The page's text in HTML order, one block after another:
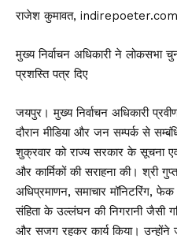
राजेश कुमावत, indirepoeter.com
मुख्य निर्वाचन अधिकारी ने लोकसभा
प्रशस्ति पत्र दिए
जयपुर। मुख्य निर्वाचन अधिकारी
दौरान मीडिया और जन सम्पर्क से
शुक्रवार को राज्य सरकार के सूचना
और कार्मिकों की सराहना की। श्री
अधिप्रमाणन, समाचार मॉनिटरिंग,
संहिता के उल्लंघन की निगरानी जैसी
और सजग रहकर कार्य किया। उन्होंने